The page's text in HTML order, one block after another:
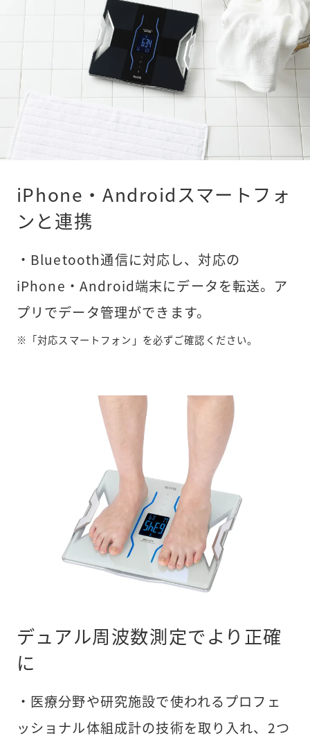
iPhone・Androidスマートフォ
ンと連携
・Bluetooth通信に対応し、対応の
iPhone・Android端末にデータを転送。ア
プリでデータ管理ができます。
※「対応スマートフォン」を必ずご確認ください。
デュアル周波数測定でより正確
に
・医療分野や研究施設で使われるプロフェ
ッショナル体組成計の技術を取り入れ、2つ